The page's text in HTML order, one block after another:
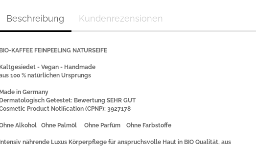
Beschreibung Kundenrezensionen
BIO-KAFFEE FEINPEELING NATURSEIFE
Kaltgesiedet - Vegan - Handmade
100 % natürlichen Ursprungs
Made in Germany
Dermatologisch Getestet: Bewertung SEHR GUT
Product Notification (CPNP): 3927178
Alkohol Ohne Palmöl Ohne Parfüm Ohne Farbstoffe
Intensiv nährende Luxus Körperpflege für anspruchsvolle Haut in BIO Qualität, aus